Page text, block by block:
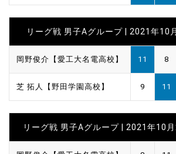
リーグ戦 男子Aグループ | 2021年10
岡野俊介【愛工大名電高校】 11 8
芝 拓人【野田学園高校】 9 11
リーグ戦 男子Aグループ | 2021年10